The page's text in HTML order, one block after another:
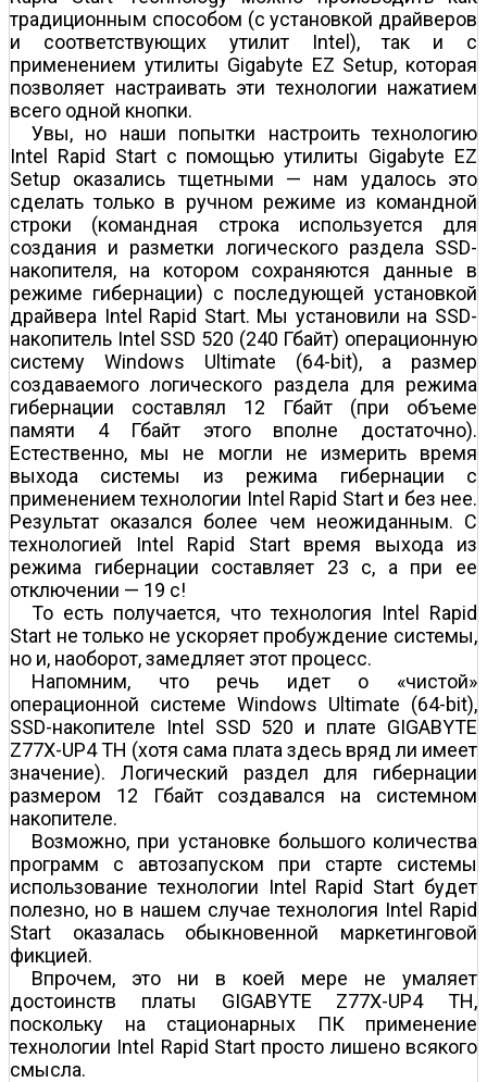
традиционным способом (с установкой драйверов
и соответствующих утилит Intel), так и с
применением утилиты Gigabyte EZ Setup, которая
позволяет настраивать эти технологии нажатием
всего одной кнопки.
Увы, но наши попытки настроить технологию
Intel Rapid Start с помощью утилиты Gigabyte EZ
Setup оказались тщетными — нам удалось это
сделать только в ручном режиме из командной
строки (командная строка используется для
создания и разметки логического раздела SSD-
накопителя, на котором сохраняются данные в
режиме гибернации) с последующей установкой
драйвера Intel Rapid Start. Мы установили на SSD-
накопитель Intel SSD 520 (240 Гбайт) операционную
систему Windows Ultimate (64-bit), а размер
создаваемого логического раздела для режима
гибернации составлял 12 Гбайт (при объеме
памяти 4 Гбайт этого вполне достаточно).
Естественно, мы не могли не измерить время
выхода системы из режима гибернации с
применением технологии Intel Rapid Start и без нее.
Результат оказался более чем неожиданным. С
технологией Intel Rapid Start время выхода из
режима гибернации составляет 23 с, а при ее
отключении — 19 с!
То есть получается, что технология Intel Rapid
Start не только не ускоряет пробуждение системы,
но и, наоборот, замедляет этот процесс.
Напомним, что речь идет о «чистой»
операционной системе Windows Ultimate (64-bit),
SSD-накопителе Intel SSD 520 и плате GIGABYTE
Z77X-UP4 TH (хотя сама плата здесь вряд ли имеет
значение). Логический раздел для гибернации
размером 12 Гбайт создавался на системном
накопителе.
Возможно, при установке большого количества
программ с автозапуском при старте системы
использование технологии Intel Rapid Start будет
полезно, но в нашем случае технология Intel Rapid
Start оказалась обыкновенной маркетинговой
фикцией.
Впрочем, это ни в коей мере не умаляет
достоинств платы GIGABYTE Z77X-UP4 TH,
поскольку на стационарных ПК применение
технологии Intel Rapid Start просто лишено всякого
смысла.